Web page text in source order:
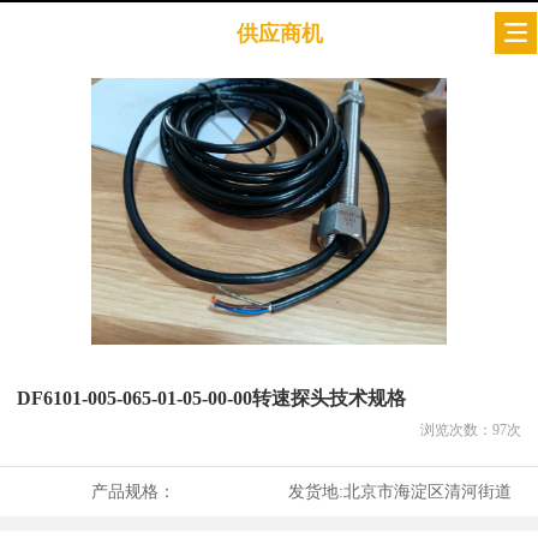
供应商机
DF6101-005-065-01-05-00-00转速探头技术规格
浏览次数： 97次
产品规格： 发货地:北京市海淀区清河街道